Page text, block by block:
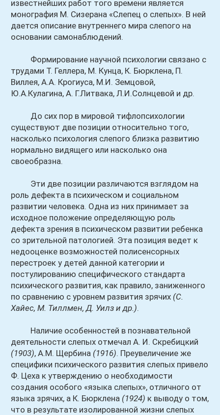
известнейших работ того времени является
монография М. Сизерана «Слепец о слепых». В ней
дается описание внутреннего мира слепого на
основании самонаблюдений.
Формирование научной психологии связано с
трудами Т. Геллера, М. Кунца, К. Бюрклена, П.
Виллея, А.А. Крогиуса, М.И. Земцовой,
Ю.А.Кулагина, А. Г.Литвака, Л.И.Солнцевой и др.
До сих пор в мировой тифлопсихологии
существуют две позиции относительно того,
насколько психология слепого близка развитию
нормально видящего или насколько она
своеобразна.
Эти две позиции различаются взглядом на
роль дефекта в психическом и социальном
развитии человека. Одна из них принимает за
исходное положение определяющую роль
дефекта зрения в психическом развитии ребенка
со зрительной патологией. Эта позиция ведет к
недооценке возможностей полисенсорных
перестроек у детей данной категории и
постулированию специфического стандарта
психического развития, как правило, заниженного
по сравнению с уровнем развития зрячих (С.
Хайес, М. Тиллмен, Д. Уилз и др.).
Наличие особенностей в познавательной
деятельности слепых отмечал А. И. Скребицкий
(1903), А.М. Щербина (1916). Преувеличение же
специфики психического развития слепых привело
Ф. Цеха к утверждению о необходимости
создания особого «языка слепых», отличного от
языка зрячих, а К. Бюрклена (1924) к выводу о том,
что в результате изолированной жизни слепых